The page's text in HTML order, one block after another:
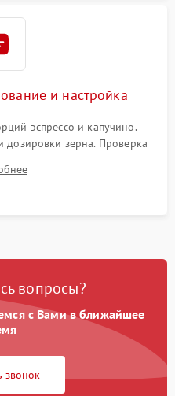
и настройка
эспрессо и капучино.
дозировки зерна. Проверка
температуры напитка и
отсутствия посторонних
вопросы?
с Вами в ближайшее
звонок